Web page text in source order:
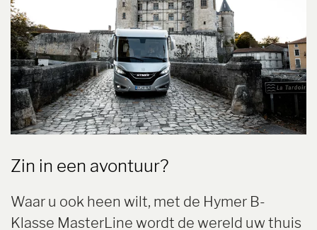
Zin in een avontuur?
Waar u ook heen wilt, met de Hymer B-
Klasse MasterLine wordt de wereld uw thuis